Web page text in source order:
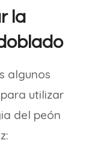
la
algunos
utilizar
del peón